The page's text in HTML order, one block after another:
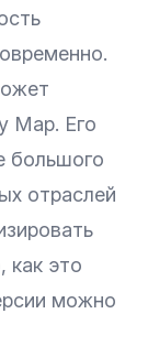
Map. Его
большого
отраслей
как это
можно